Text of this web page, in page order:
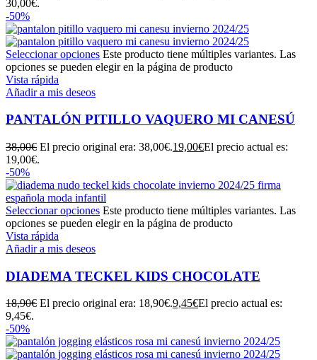
30,00€.
-50%
Seleccionar opciones Este producto tiene múltiples variantes. Las
opciones se pueden elegir en la página de producto
Vista rápida
Añadir a mis deseos
PANTALÓN PITILLO VAQUERO MI CANESÚ
38,00€ El precio original era: 38,00€.19,00€El precio actual es:
19,00€.
-50%
Seleccionar opciones Este producto tiene múltiples variantes. Las
opciones se pueden elegir en la página de producto
Vista rápida
Añadir a mis deseos
DIADEMA TECKEL KIDS CHOCOLATE
18,90€ El precio original era: 18,90€.9,45€El precio actual es:
9,45€.
-50%